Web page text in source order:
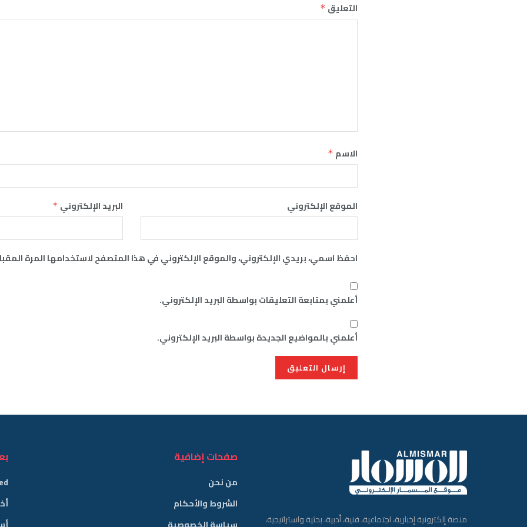
التعليق *
الاسم *
البريد الإلكتروني * الموقع الإلكتروني
احفظ اسمي، بريدي الإلكتروني، والموقع الإلكتروني في هذا المتصفح لاستخدامها المرة
أعلمني بمتابعة التعليقات بواسطة البريد الإلكتروني.
أعلمني بالمواضيع الجديدة بواسطة البريد الإلكتروني.
منصة إلكترونية إخبارية، اجتماعية، فنية، أدبية، بحثية واستراتيجية،
صفحات إضافية
من نحن
الشروط والأحكام